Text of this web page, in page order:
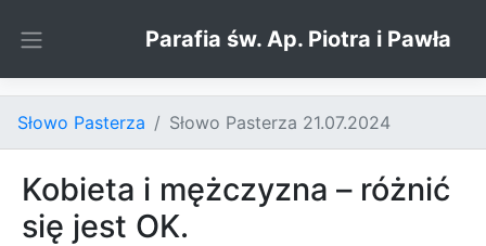
Parafia św. Ap. Piotra i Pawła
Słowo Pasterza Słowo Pasterza 21.07.2024
Kobieta i mężczyzna – różnić
się jest OK.